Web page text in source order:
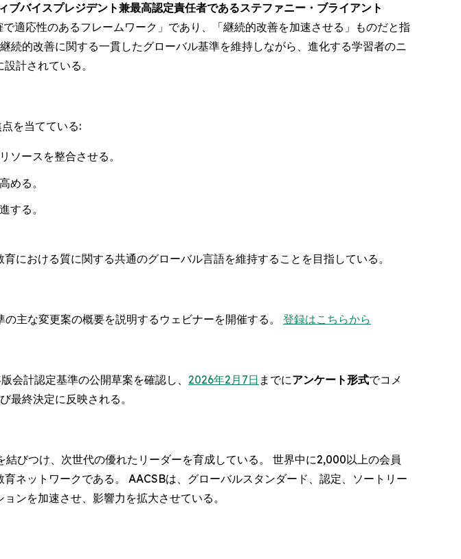
ブバイスプレジデント兼最高認定責任者であるステファニー・ブライアント
適応性のあるフレームワーク」であり、「継続的改善を加速させる」ものだと指
的改善に関する一貫したグローバル基準を維持しながら、進化する学習者のニ
計されている。
を当てている:
ソースを整合させる。
める。
する。
における質に関する共通のグローバル言語を維持することを目指している。
主な変更案の概要を説明するウェビナーを開催する。 登録はこちらから
会計認定基準の公開草案を確認し、 2026年2月7日 までにアンケート形式でコメ
最終決定に反映される。
びつけ、次世代の優れたリーダーを育成している。 世界中に2,000以上の会員
ネットワークである。 AACSBは、グローバルスタンダード、認定、ソートリー
ンを加速させ、影響力を拡大させている。